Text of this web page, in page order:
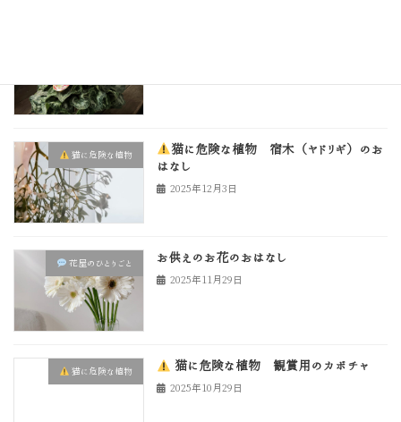
猫に危険な植物
猫に危険な植物 宿木（ヤドリギ）のお
はなし
2025年12月3日
花屋のひとりごと お供えのお花のおはなし
2025年11月29日
猫に危険な植物 猫に危険な植物 観賞用のカボチャ
2025年10月29日